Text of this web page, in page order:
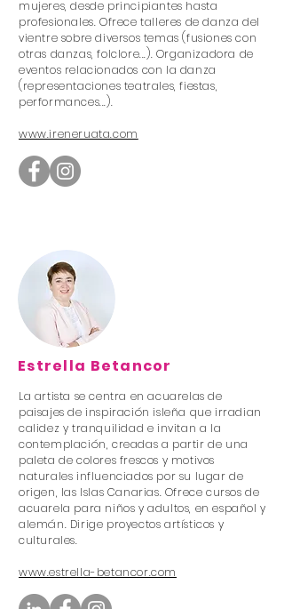
mujeres, desde principiantes hasta
profesionales. Ofrece talleres de danza del
vientre sobre diversos temas (fusiones con
otras danzas, folclore...). Organizadora de
eventos relacionados con la danza
(representaciones teatrales, fiestas,
performances...).
www.ireneruata.com
Estrella Betancor
La artista se centra en acuarelas de
paisajes de inspiración isleña que irradian
calidez y tranquilidad e invitan a la
contemplación, creadas a partir de una
paleta de colores frescos y motivos
naturales influenciados por su lugar de
origen, las Islas Canarias. Ofrece cursos de
acuarela para niños y adultos, en español y
alemán. Dirige proyectos artísticos y
culturales.
www.estrella-betancor.com